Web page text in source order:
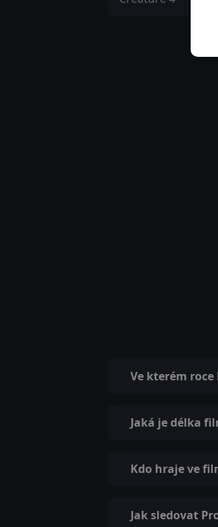
Ve kterém
Jaká je délka
Kdo hraje ve
Jak sledovat